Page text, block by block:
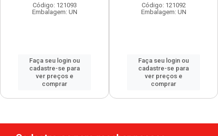
Código: 121093
Embalagem: UN
Faça seu login ou
cadastre-se para
ver preços e
comprar
Código: 121092
Embalagem: UN
Faça seu login ou
cadastre-se para
ver preços e
comprar